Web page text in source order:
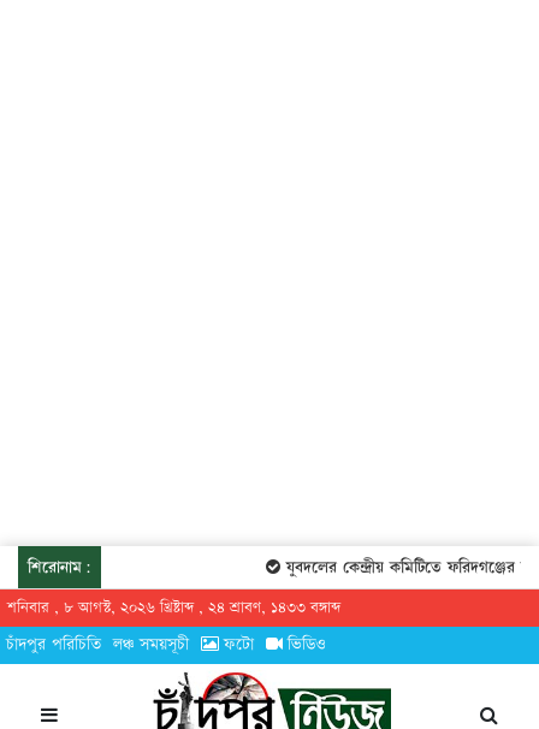
শিরোনাম: যুবদলের কেন্দ্রীয় কমিটিতে ফরিদগঞ্জের
শনিবার , ৮ আগস্ট, ২০২৬ খ্রিষ্টাব্দ , ২৪ শ্রাবণ, ১৪৩৩ বঙ্গাব্দ
চাঁদপুর পরিচিতি লঞ্চ সময়সূচী ফটো ভিডিও